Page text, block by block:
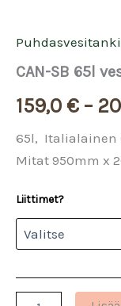
CAN-SB 65l
159,0 € –
65l, Italialainen
Mitat 950mm x
Liittimet?